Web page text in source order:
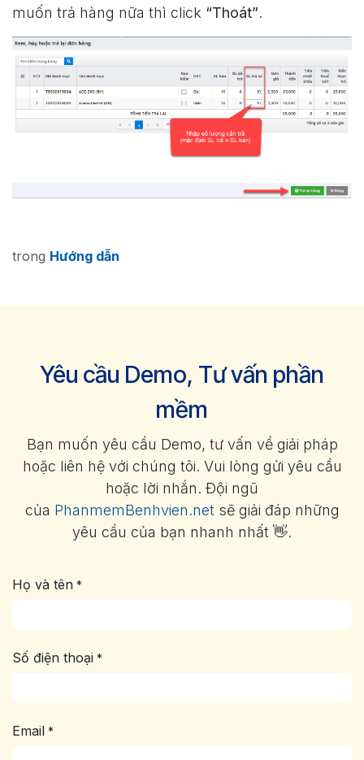
muốn trả hàng nữa thì click “Thoát”.
trong Hướng dẫn
Yêu cầu Demo, Tư vấn phần
mềm
Bạn muốn yêu cầu Demo, tư vấn về giải pháp
hoặc liên hệ với chúng tôi. Vui lòng gửi yêu cầu
hoặc lời nhắn. Đội ngũ
của PhanmemBenhvien.net sẽ giải đáp những
yêu cầu của bạn nhanh nhất 👋.
Họ và tên *
Số điện thoại *
Email *